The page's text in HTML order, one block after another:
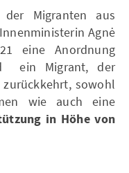
Migranten aus
Agnė
eine Anordnung
ein Migrant, der
sowohl
wie auch eine
in Höhe von